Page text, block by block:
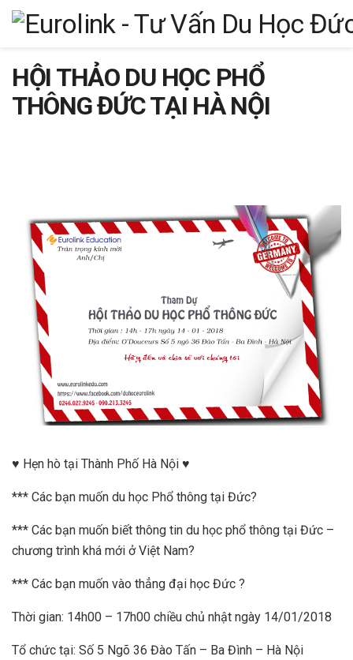
HỘI THẢO DU HỌC PHỔ
THÔNG ĐỨC TẠI HÀ NỘI
♥ Hẹn hò tại Thành Phố Hà Nội ♥
*** Các bạn muốn du học Phổ thông tại Đức?
*** Các bạn muốn biết thông tin du học phổ thông tại Đức –
chương trình khá mới ở Việt Nam?
*** Các bạn muốn vào thẳng đại học Đức ?
Thời gian: 14h00 – 17h00 chiều chủ nhật ngày 14/01/2018
Tổ chức tại: Số 5 Ngõ 36 Đào Tấn – Ba Đình – Hà Nội